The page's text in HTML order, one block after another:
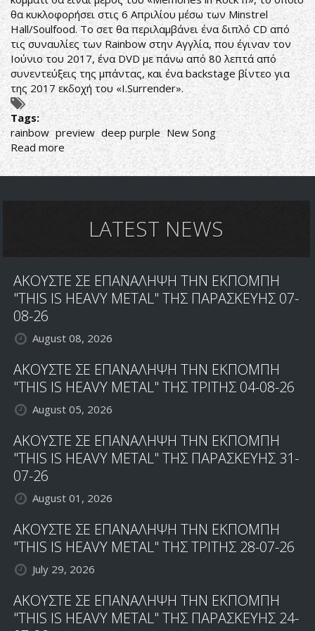
θα κυκλοφορήσει στις 6 Απριλίου μέσω των Minstrel
Hall/Soulfood. Το σετ θα περιλαμβάνει ένα διπλό CD από
τις συναυλίες των Rainbow στην Αγγλία, που έγιναν τον
Ιούνιο του 2017, ένα DVD με πάνω από 80 λεπτά από
συνεντεύξεις της μπάντας, και ένα backstage βίντεο για
της 2017 εκδοχή του «I.Surrender».
Tags:
rainbow preview deep purple New Song
Read more about
ΑΚΟΥΣΤΕ
PREVIEW
ΚΟΜΜΑΤΙΟΥ
LATEST NEWS
ΑΚΟΥΣΤΕ ΣΕ ΕΠΑΝΑΛΗΨΗ ΤΗΝ ΕΚΠΟΜΠΗ
"THIS IS HEAVY METAL" ΤΗΣ ΠΑΡΑΣΚΕΥΗΣ 07-
08-26
August 08, 2026
ΑΚΟΥΣΤΕ ΣΕ ΕΠΑΝΑΛΗΨΗ ΤΗΝ ΕΚΠΟΜΠΗ
"THIS IS HEAVY METAL" ΤΗΣ ΤΡΙΤΗΣ 04-08-26
August 05, 2026
ΑΚΟΥΣΤΕ ΣΕ ΕΠΑΝΑΛΗΨΗ ΤΗΝ ΕΚΠΟΜΠΗ
"THIS IS HEAVY METAL" ΤΗΣ ΠΑΡΑΣΚΕΥΗΣ 31-
07-26
August 01, 2026
ΑΚΟΥΣΤΕ ΣΕ ΕΠΑΝΑΛΗΨΗ ΤΗΝ ΕΚΠΟΜΠΗ
"THIS IS HEAVY METAL" ΤΗΣ ΤΡΙΤΗΣ 28-07-26
July 29, 2026
ΑΚΟΥΣΤΕ ΣΕ ΕΠΑΝΑΛΗΨΗ ΤΗΝ ΕΚΠΟΜΠΗ
"THIS IS HEAVY METAL" ΤΗΣ ΠΑΡΑΣΚΕΥΗΣ 24-